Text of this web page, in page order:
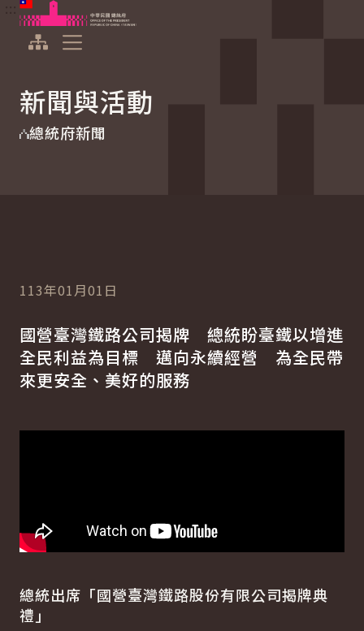
跳到主要內容
中華民國總統府
新聞與活動
總統府新聞
113年01月01日
國營臺灣鐵路公司揭牌 總統盼臺鐵以增進
全民利益為目標 邁向永續經營 為全民帶
來更安全、美好的服務
總統出席「國營臺灣鐵路股份有限公司揭牌典
禮」